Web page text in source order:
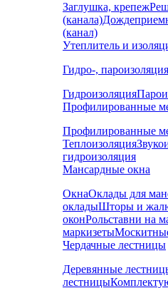
Заглушка, крепеж
(канала)
(канал)
Утеплитель и
Гидро-, пароизоляция
Гидроизоляция
Профилированные
Профилированные
Теплоизоляция
гидроизоляция
Мансардные окна
ОкнаОклады для
окладыШторы и
оконРольставни на
маркизеты
Чердачные лестницы
Деревянные
лестницы